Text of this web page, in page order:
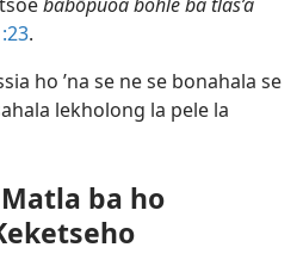
babōpuoa bohle ba tlas’a
.
ho ’na se ne se bonahala se
lekholong la pele la
ba ho